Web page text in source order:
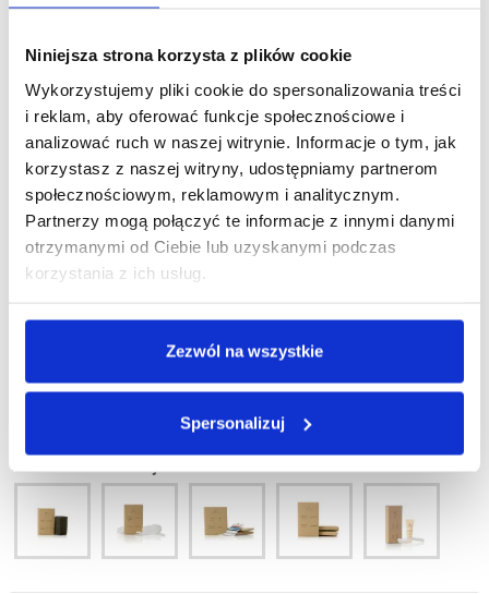
Niniejsza strona korzysta z plików cookie
Wykorzystujemy pliki cookie do spersonalizowania treści
i reklam, aby oferować funkcje społecznościowe i
analizować ruch w naszej witrynie. Informacje o tym, jak
korzystasz z naszej witryny, udostępniamy partnerom
społecznościowym, reklamowym i analitycznym.
Partnerzy mogą połączyć te informacje z innymi danymi
otrzymanymi od Ciebie lub uzyskanymi podczas
korzystania z ich usług.
Zezwól na wszystkie
Spersonalizuj
recyklingu. Zestaw składa się ze szczoteczki i pasty do zębów
3g z organicznym ekstraktem z szałwi. Opakowanie zbiorcze
(karton) 100 szt.
Kupując dany produkt, wspierasz zrównoważony rozwój.
Minimalna ilość zamówienia tego produktu jest 100.
Zobacz inne z tej linii